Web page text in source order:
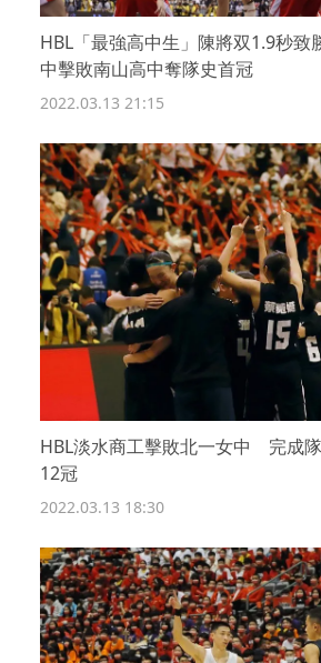
HBL「最強高中生」陳將双1.9秒
中擊敗南山高中奪隊史首冠
2022.03.13 21:15
HBL淡水商工擊敗北一女中 完成
12冠
2022.03.13 18:30